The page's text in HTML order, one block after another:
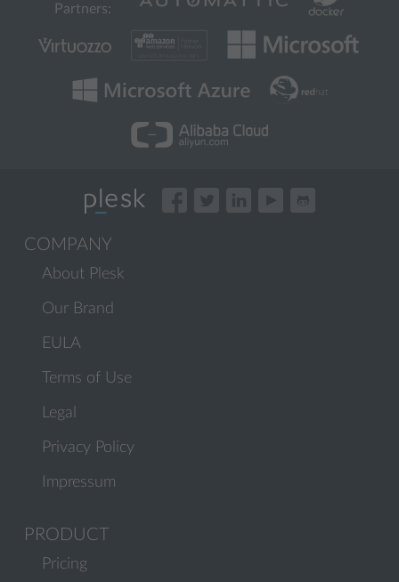
Partners:
COMPANY
About Plesk
Our Brand
EULA
Terms of Use
Legal
Privacy Policy
Impressum
PRODUCT
Pricing